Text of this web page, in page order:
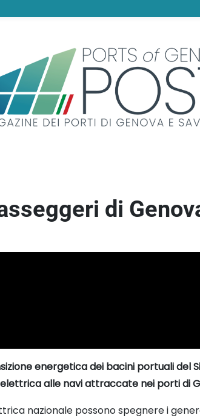
di
energetica dei bacini portuali del
alle navi attraccate nei porti di
nazionale possono spegnere i